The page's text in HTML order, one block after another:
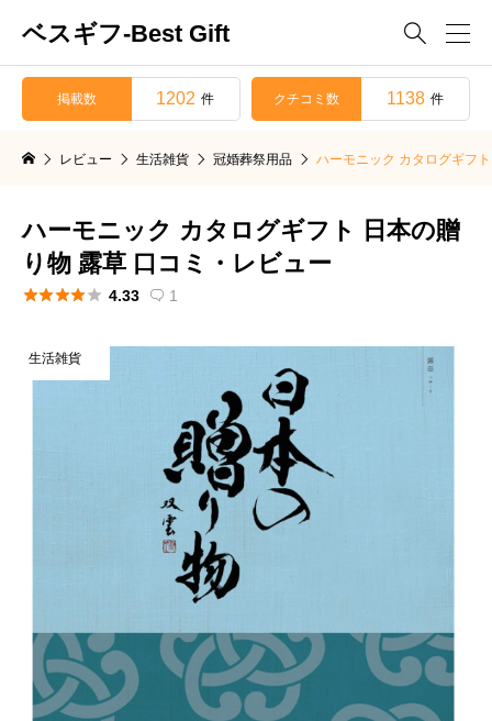
ベスギフ-Best Gift 
掲載数 1202 件 クチコミ数 1138 件
レビュー 生活雑貨 冠婚葬祭用品 ハーモニック カタログギフ
ハーモニック カタログギフト 日本の贈
り物 露草 口コミ・レビュー
 4.33  1
生活雑貨